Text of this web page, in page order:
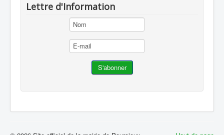
Lettre d'Information